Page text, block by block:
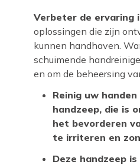
Verbeter de
oplossingen die zijn
kunnen handhaven.
schuimende
en om de beheersing
Reinig uw
handzeep, die is
het bevorderen
te irriteren en
Deze handzeep